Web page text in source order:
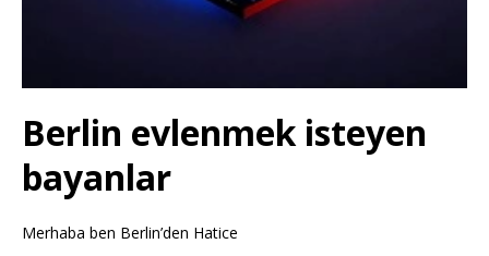
Berlin evlenmek isteyen
bayanlar
Merhaba ben Berlin’den Hatice